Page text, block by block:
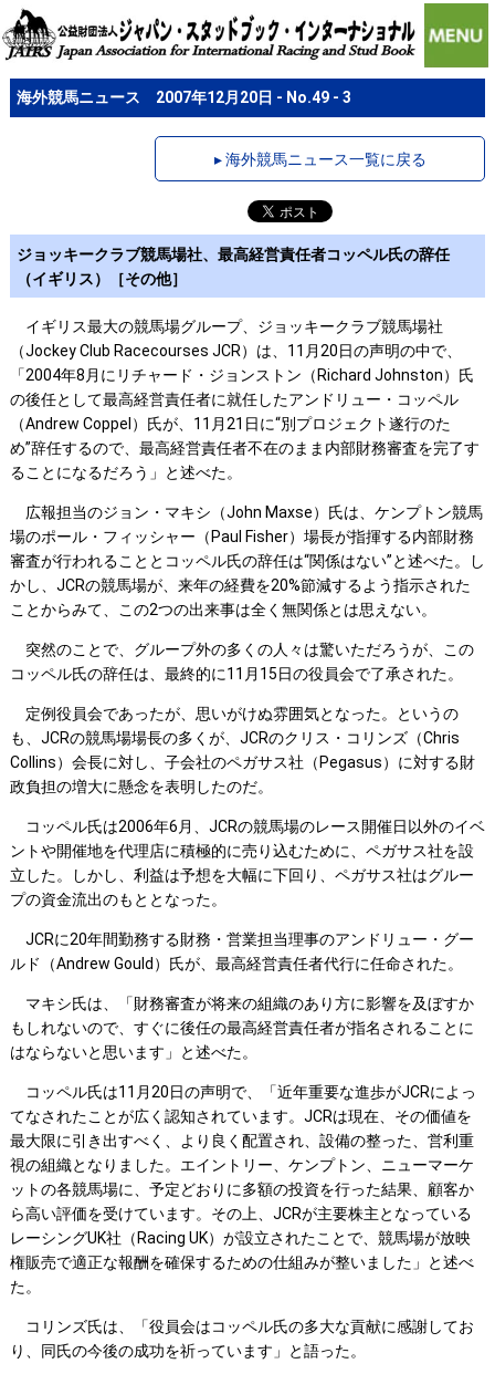
海外競馬ニュース 2007年12月20日 - No.49 - 3
▸ 海外競馬ニュース一覧に戻る
ジョッキークラブ競馬場社、最高経営責任者コッペル氏の辞任
（イギリス）［その他］
イギリス最大の競馬場グループ、ジョッキークラブ競馬場社
（Jockey Club Racecourses JCR）は、11月20日の声明の中で、
「2004年8月にリチャード・ジョンストン（Richard Johnston）氏
の後任として最高経営責任者に就任したアンドリュー・コッペル
（Andrew Coppel）氏が、11月21日に“別プロジェクト遂行のた
め”辞任するので、最高経営責任者不在のまま内部財務審査を完了す
ることになるだろう」と述べた。
広報担当のジョン・マキシ（John Maxse）氏は、ケンプトン競馬
場のポール・フィッシャー（Paul Fisher）場長が指揮する内部財務
審査が行われることとコッペル氏の辞任は“関係はない”と述べた。し
かし、JCRの競馬場が、来年の経費を20%節減するよう指示された
ことからみて、この2つの出来事は全く無関係とは思えない。
突然のことで、グループ外の多くの人々は驚いただろうが、この
コッペル氏の辞任は、最終的に11月15日の役員会で了承された。
定例役員会であったが、思いがけぬ雰囲気となった。というの
も、JCRの競馬場場長の多くが、JCRのクリス・コリンズ（Chris
Collins）会長に対し、子会社のペガサス社（Pegasus）に対する財
政負担の増大に懸念を表明したのだ。
コッペル氏は2006年6月、JCRの競馬場のレース開催日以外のイベ
ントや開催地を代理店に積極的に売り込むために、ペガサス社を設
立した。しかし、利益は予想を大幅に下回り、ペガサス社はグルー
プの資金流出のもととなった。
JCRに20年間勤務する財務・営業担当理事のアンドリュー・グー
ルド（Andrew Gould）氏が、最高経営責任者代行に任命された。
マキシ氏は、「財務審査が将来の組織のあり方に影響を及ぼすか
もしれないので、すぐに後任の最高経営責任者が指名されることに
はならないと思います」と述べた。
コッペル氏は11月20日の声明で、「近年重要な進歩がJCRによっ
てなされたことが広く認知されています。JCRは現在、その価値を
最大限に引き出すべく、より良く配置され、設備の整った、営利重
視の組織となりました。エイントリー、ケンプトン、ニューマーケ
ットの各競馬場に、予定どおりに多額の投資を行った結果、顧客か
ら高い評価を受けています。その上、JCRが主要株主となっている
レーシングUK社（Racing UK）が設立されたことで、競馬場が放映
権販売で適正な報酬を確保するための仕組みが整いました」と述べ
た。
コリンズ氏は、「役員会はコッペル氏の多大な貢献に感謝してお
り、同氏の今後の成功を祈っています」と語った。